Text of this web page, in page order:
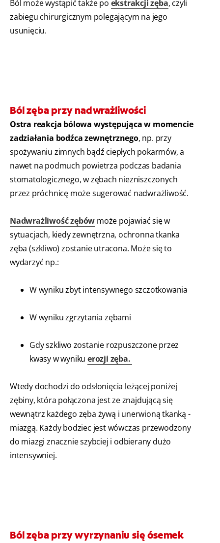
Ból może wystąpić także po ekstrakcji zęba, czyli
zabiegu chirurgicznym polegającym na jego
usunięciu.
Ból zęba przy nadwrażliwości
Ostra reakcja bólowa występująca w momencie
zadziałania bodźca zewnętrznego, np. przy
spożywaniu zimnych bądź ciepłych pokarmów, a
nawet na podmuch powietrza podczas badania
stomatologicznego, w zębach niezniszczonych
przez próchnicę może sugerować nadwrażliwość.
Nadwrażliwość zębów może pojawiać się w
sytuacjach, kiedy zewnętrzna, ochronna tkanka
zęba (szkliwo) zostanie utracona. Może się to
wydarzyć np.:
W wyniku zbyt intensywnego szczotkowania
W wyniku zgrzytania zębami
Gdy szkliwo zostanie rozpuszczone przez
kwasy w wynikuerozji zęba.
Wtedy dochodzi do odsłonięcia leżącej poniżej
zębiny, która połączona jest ze znajdującą się
wewnątrz każdego zęba żywą i unerwioną tkanką -
miazgą. Każdy bodziec jest wówczas przewodzony
do miazgi znacznie szybciej i odbierany dużo
intensywniej.
Ból zęba przy wyrzynaniu się ósemek